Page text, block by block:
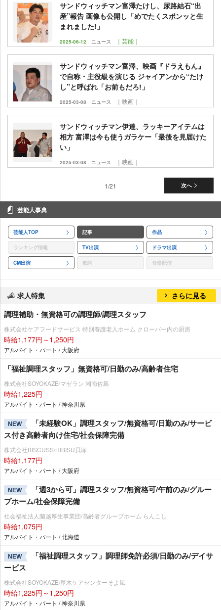
サンドウィッチマン富澤たけし、尿路結石“出
産”報告 画像も公開し「めでたくスポンッと生
まれました!」
2025-06-12 ニュース ｜芸能｜
サンドウィッチマン富澤、映画『ドラえもん』
で自称・主役級を演じる ジャイアンから“たけ
し”と呼ばれ「お前もだろ!」
2025-03-08 ニュース ｜映画｜
サンドウィッチマン伊達、ラッキーアイテムは
相方 富澤は今も使うガラケー「最後を見届けた
い」
2025-03-08 ニュース ｜映画｜
次へ
1/21
芸能人事典
芸能人TOP 記事 作品
ランキング情報 TV出演 ドラマ出演
CM出演 歌詞 音楽配信
求人特集 さらに見る
調理補助・無資格可の調理師/調理スタッフ
株式会社ケアフードサービス 特別養護老人ホーム クローバー内の厨房
時給1,177円～1,250円
アルバイト・パート / 大阪府
「福祉調理スタッフ」無資格可/日勤のみ/高齢者住宅
株式会社SOYOKAZE/マゼラン 湘南佐島
時給1,225円
アルバイト・パート / 神奈川県
NEW
「未経験OK」調理スタッフ/無資格可/日勤のみ/サービ
ス付き高齢者向け住宅/社会保障完備
株式会社BISCUSS/HIBISU貝塚
時給1,177円
アルバイト・パート / 大阪府
NEW
「週3から可」調理スタッフ/無資格可/午前のみ/グルー
プホーム/社会保障完備
社会福祉法人蘭越厚生事業団/高齢者グループホーム らんこし
時給1,075円
アルバイト・パート / 北海道
NEW
「福祉調理スタッフ」調理師免許必須/日勤のみ/デイサ
ービス
株式会社SOYOKAZE/厚木ケアセンターそよ風
時給1,225円～1,250円
アルバイト・パート / 神奈川県